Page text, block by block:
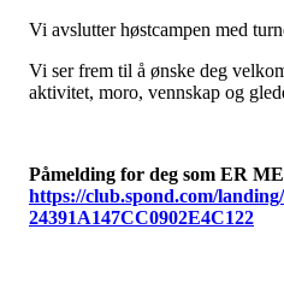
Vi avslutter høstcampen med
Vi ser frem til å ønske deg
aktivitet, moro, vennskap og
Påmelding for deg som ER
https://club.spond.com/
24391A147CC0902E4C122